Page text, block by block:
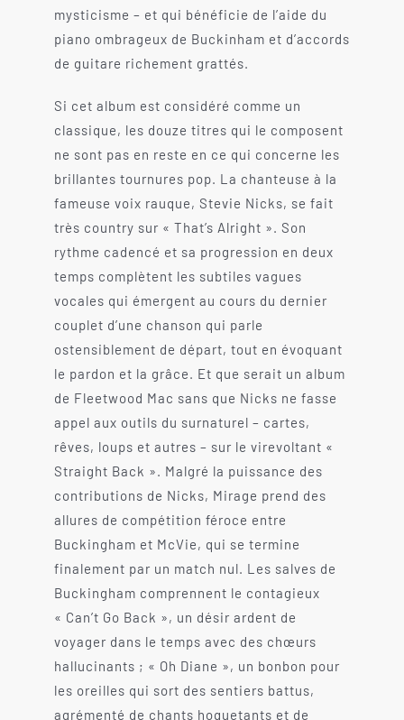
mysticisme – et qui bénéficie de l’aide du
piano ombrageux de Buckinham et d’accords
de guitare richement grattés.
Si cet album est considéré comme un
classique, les douze titres qui le composent
ne sont pas en reste en ce qui concerne les
brillantes tournures pop. La chanteuse à la
fameuse voix rauque, Stevie Nicks, se fait
très country sur « That’s Alright ». Son
rythme cadencé et sa progression en deux
temps complètent les subtiles vagues
vocales qui émergent au cours du dernier
couplet d’une chanson qui parle
ostensiblement de départ, tout en évoquant
le pardon et la grâce. Et que serait un album
de Fleetwood Mac sans que Nicks ne fasse
appel aux outils du surnaturel – cartes,
rêves, loups et autres – sur le virevoltant «
Straight Back ». Malgré la puissance des
contributions de Nicks, Mirage prend des
allures de compétition féroce entre
Buckingham et McVie, qui se termine
finalement par un match nul. Les salves de
Buckingham comprennent le contagieux
« Can’t Go Back », un désir ardent de
voyager dans le temps avec des chœurs
hallucinants ; « Oh Diane », un bonbon pour
les oreilles qui sort des sentiers battus,
agrémenté de chants hoquetants et de